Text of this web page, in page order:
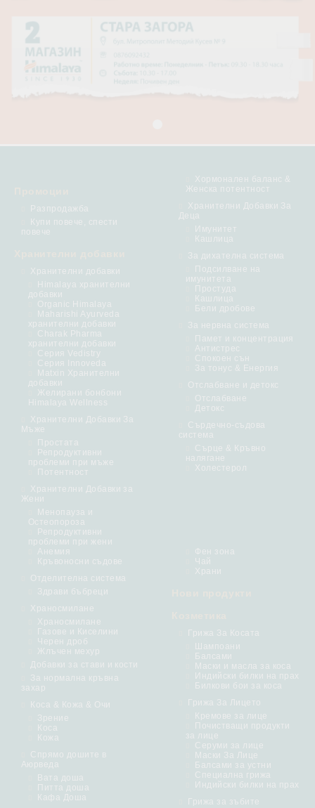
Разпродажба
Купи повече, спести
повече
Хранителни добавки
Himalaya хранителни
добавки
Organic Himalaya
Maharishi Ayurveda
хранителни добавки
Charak Pharma
хранителни добавки
Серия Vedistry
Серия Innoveda
Matxin Хранителни
добавки
Желирани бонбони
Himalaya Wellness
Хранителни Добавки За
Мъже
Простата
Репродуктивни
проблеми при мъже
Потентност
Хранителни Добавки за
Жени
Менопауза и
Остеопороза
Репродуктивни
проблеми при жени
Хормонален баланс &
Женска потентност
Хранителни Добавки За
Деца
Имунитет
Кашлица
За дихателна система
Подсилване на
имунитета
Простуда
Кашлица
Бели дробове
За нервна система
Памет и концентрация
Антистрес
Спокоен сън
За тонус & Енергия
Отслабване и детокс
Отслабване
Детокс
Сърдечно-съдова
система
Сърце & Кръвно
налягане
Холестерол
Анемия
Кръвоносни съдове
Отделителна система
Здрави бъбреци
Храносмилане
Храносмилане
Газове и Киселини
Черен дроб
Жлъчен мехур
Добавки за стави и кости
За нормална кръвна
захар
Коса & Кожа & Очи
Зрение
Коса
Кожа
Спрямо дошите в
Аюрведа
Вата доша
Питта доша
Кафа Доша
Фен зона
Чай
Храни
Грижа За Косата
Шампоани
Балсами
Маски и масла за коса
Индийски билки на прах
Билкови бои за коса
Грижа За Лицето
Кремове за лице
Почистващи продукти
за лице
Серуми за лице
Маски За Лице
Балсами за устни
Специална грижа
Индийски билки на прах
Грижа за зъбите